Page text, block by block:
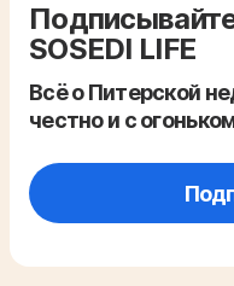
SOSEDI LIFE
Всё о Питерской
честно и с